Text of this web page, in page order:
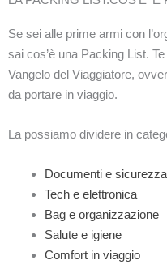
Se sei alle prime armi con
sai cos’è una Packing List.
Vangelo del Viaggiatore,
da portare in viaggio.
La possiamo dividere in
Documenti e sicurezza
Tech e elettronica
Bag e organizzazione
Salute e igiene
Comfort in viaggio